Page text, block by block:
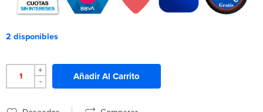
2 disponibles
+
-
Añadir Al Carrito